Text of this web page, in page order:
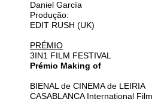
Daniel García
Produção:
EDIT RUSH (UK)
PRÉMIO
3IN1 FILM FESTIVAL
Prémio Making of
BIENAL de CINEMA de LEIRIA
CASABLANCA International